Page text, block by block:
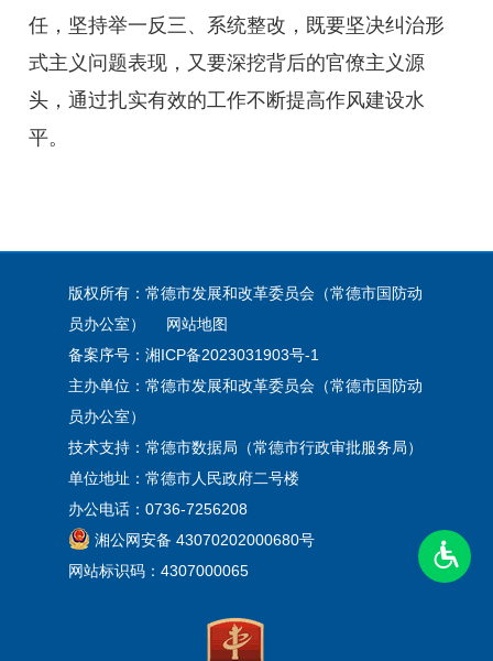
任，坚持举一反三、系统整改，既要坚决纠治形
式主义问题表现，又要深挖背后的官僚主义源
头，通过扎实有效的工作不断提高作风建设水
平。
版权所有：常德市发展和改革委员会（常德市国防动
员办公室）
网站地图
备案序号： 湘ICP备2023031903号-1
主办单位：常德市发展和改革委员会（常德市国防动
员办公室）
技术支持：常德市数据局（常德市行政审批服务局）
单位地址：常德市人民政府二号楼
办公电话：0736-7256208
湘公网安备 43070202000680号
网站标识码：4307000065